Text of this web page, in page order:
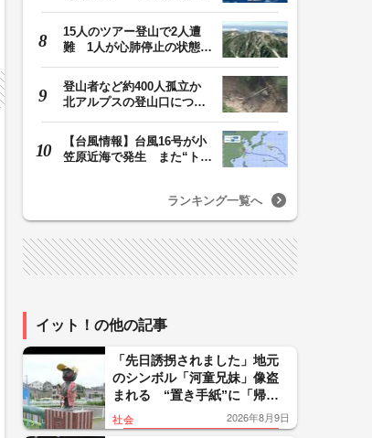
15人のツアー登山で2人遭
難 1人が心肺停止の状態、
登山者など約400人孤立か
北アルプスの登山口につな
【台風情報】台風16号が小
笠原近海で発生 また“トリ
ランキング一覧へ
イット！の他の記事
「先日誘拐されました」地元
のシンボル「河童兄妹」像盗
まれる “置き手紙”に「帰り
たい」 特製衣装で34年愛さ
れる 銅を狙った犯行か 神
社会 2026年8月9日